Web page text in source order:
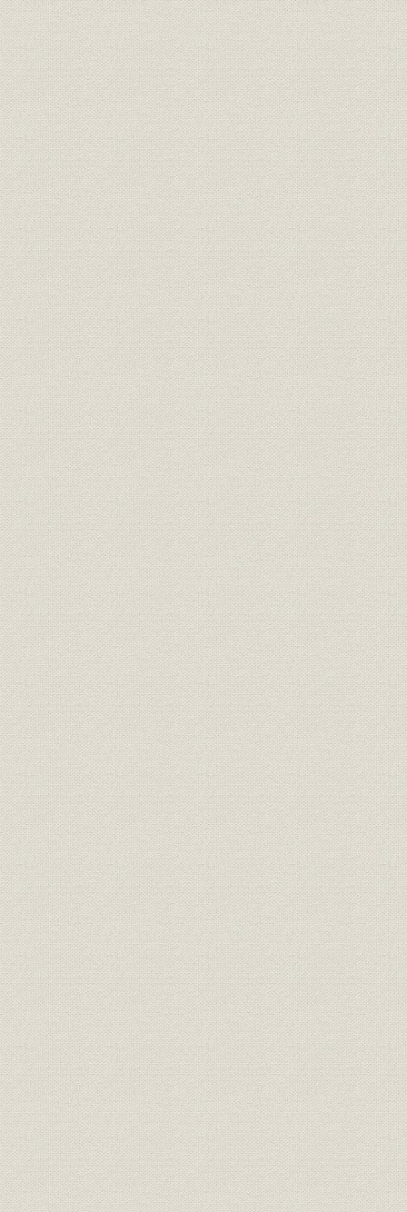
IBM3090
IBM3101
IBM3102
IBM3118
IBM3178
IBM3191
IBM3193
IBM3196
IBM3250
IBM3270
IBM3278‐52
IBM3279
IBM3283‐52
IBM3283‐53
IBM3330
IBM3333
IBM3340
IBM3350
IBM3380
IBM3410
IBM3411
IBM3540
IBM3600
IBM3612
IBM3613
IBM3614
IBM3630
IBM3650
IBM3704
IBM3705
IBM3710
IBM3725
IBM3740